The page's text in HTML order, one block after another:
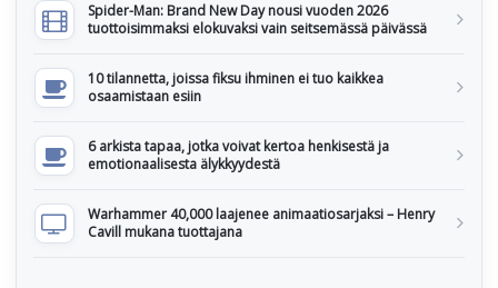
Spider-Man: Brand New Day nousi vuoden 2026
tuottoisimmaksi elokuvaksi vain seitsemässä päivässä
10 tilannetta, joissa fiksu ihminen ei tuo kaikkea
osaamistaan esiin
6 arkista tapaa, jotka voivat kertoa henkisestä ja
emotionaalisesta älykkyydestä
Warhammer 40,000 laajenee animaatiosarjaksi – Henry
Cavill mukana tuottajana